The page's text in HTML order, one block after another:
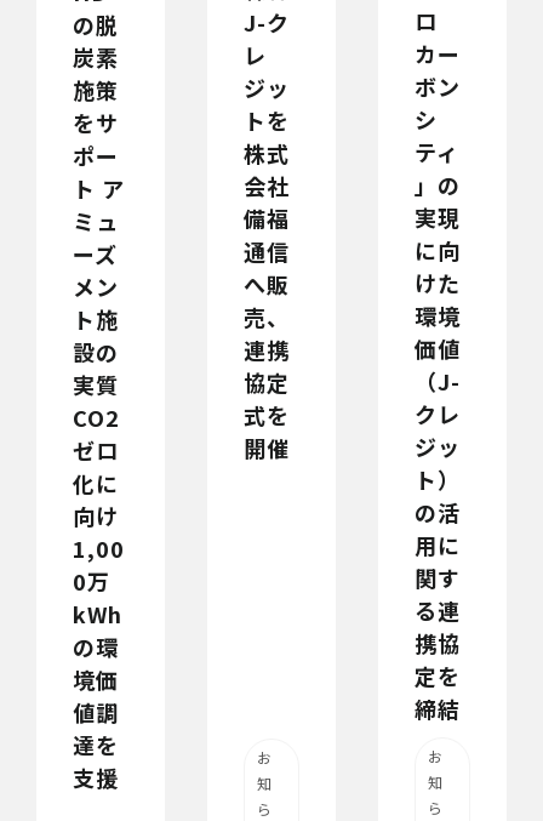
の脱
炭素
施策
をサ
ポー
ト ア
ミュ
ーズ
メン
ト施
設の
実質
CO2
ゼロ
化に
向け
1,00
0万
kWh
の環
境価
値調
達を
支援
J-ク
レ
ジッ
トを
株式
会社
備福
通信
へ販
売、
連携
協定
式を
開催
お
知
ら
ロ
カー
ボン
シ
ティ
」の
実現
に向
けた
環境
価値
（J-
クレ
ジッ
ト）
の活
用に
関す
る連
携協
定を
締結
お
知
ら